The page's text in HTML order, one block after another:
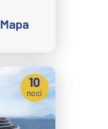
Mapa
10
nocí